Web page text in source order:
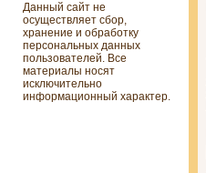
Данный сайт не
осуществляет сбор,
хранение и обработку
персональных данных
пользователей. Все
материалы носят
исключительно
информационный характер.